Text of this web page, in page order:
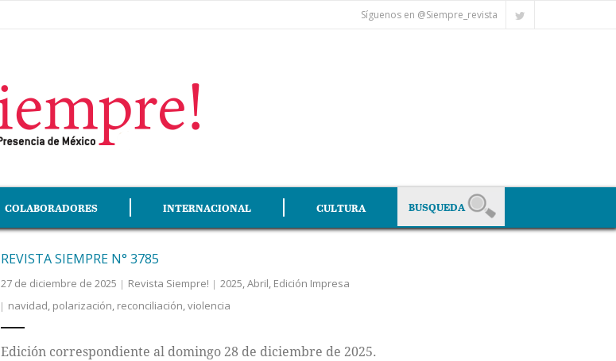
Síguenos en @Siempre_revista
COLABORADORES INTERNACIONAL CULTURA
REVISTA SIEMPRE N° 3785
27 de diciembre de 2025 Revista Siempre! 2025,Abril, Edición Impresa
navidad, polarización, reconciliación,violencia
Edición correspondiente al domingo 28 de diciembre de 2025.